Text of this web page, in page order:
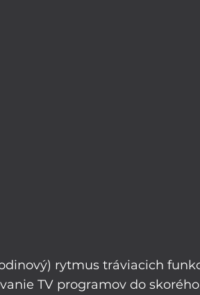
rytmus tráviacich
TV programov do